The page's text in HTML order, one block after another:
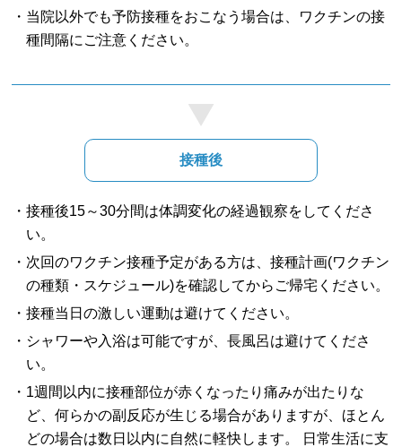
・当院以外でも予防接種をおこなう場合は、ワクチンの接
種間隔にご注意ください。
接種後
・接種後15～30分間は体調変化の経過観察をしてくださ
い。
・次回のワクチン接種予定がある方は、接種計画(ワクチン
の種類・スケジュール)を確認してからご帰宅ください。
・接種当日の激しい運動は避けてください。
・シャワーや入浴は可能ですが、長風呂は避けてくださ
い。
・1週間以内に接種部位が赤くなったり痛みが出たりな
ど、何らかの副反応が生じる場合がありますが、ほとん
どの場合は数日以内に自然に軽快します。 日常生活に支